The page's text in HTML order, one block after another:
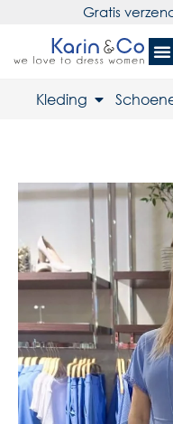
Gratis
Kleding